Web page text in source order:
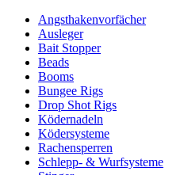
Angsthakenvorfächer
Ausleger
Bait Stopper
Beads
Booms
Bungee Rigs
Drop Shot Rigs
Ködernadeln
Ködersysteme
Rachensperren
Schlepp- & Wurfsysteme